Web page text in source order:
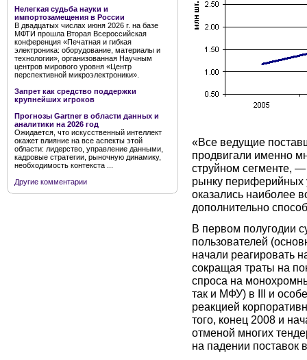
Нелегкая судьба науки и
импортозамещения в России
В двадцатых числах июня 2026 г. на базе
МФТИ прошла Вторая Всероссийская
конференция «Печатная и гибкая
электроника: оборудование, материалы и
технологии», организованная Научным
центров мирового уровня «Центр
перспективной микроэлектроники».
Запрет как средство поддержки
крупнейших игроков
Прогнозы Gartner в области данных и
аналитики на 2026 год
Ожидается, что искусственный интеллект
окажет влияние на все аспекты этой
области: лидерство, управление данными,
кадровые стратегии, рыночную динамику,
необходимость контекста ...
Другие комментарии
«Все ведущие
продвигали именно
струйном сегменте,
рынку периферийных
оказались наиболее
дополнительно
В первом полугодии
пользователей
начали реагировать
сокращая траты на
спроса на
так и МФУ) в III и
реакцией
того, конец 2008 и
отменой многих
на падении поставок